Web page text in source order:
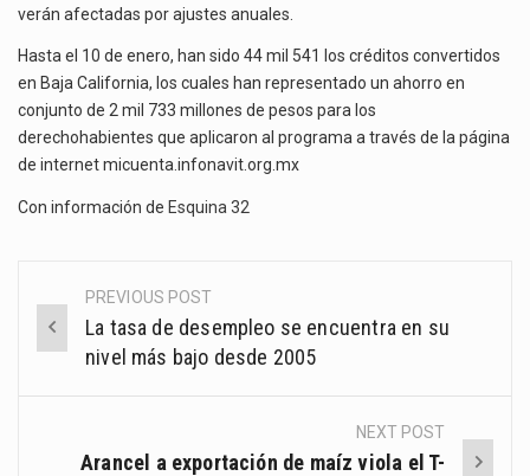
verán afectadas por ajustes anuales.
Hasta el 10 de enero, han sido 44 mil 541 los créditos convertidos
en Baja California, los cuales han representado un ahorro en
conjunto de 2 mil 733 millones de pesos para los
derechohabientes que aplicaron al programa a través de la página
de internet micuenta.infonavit.org.mx
Con información de Esquina 32
Post
navigation
PREVIOUS POST
La tasa de desempleo se encuentra en su
nivel más bajo desde 2005
NEXT POST
Arancel a exportación de maíz viola el T-